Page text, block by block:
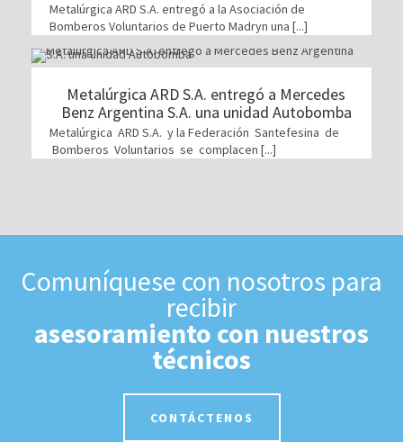
Metalúrgica ARD S.A. entregó a la Asociación de
Bomberos Voluntarios de Puerto Madryn una [...]
Metalúrgica ARD S.A. entregó a Mercedes
Benz Argentina S.A. una unidad Autobomba
Metalúrgica ARD S.A. y la Federación Santefesina de
Bomberos Voluntarios se complacen [...]
Comuníquese con nosotros para
recibir
asesoramiento con nuestros
técnicos
CONTÁCTENOS